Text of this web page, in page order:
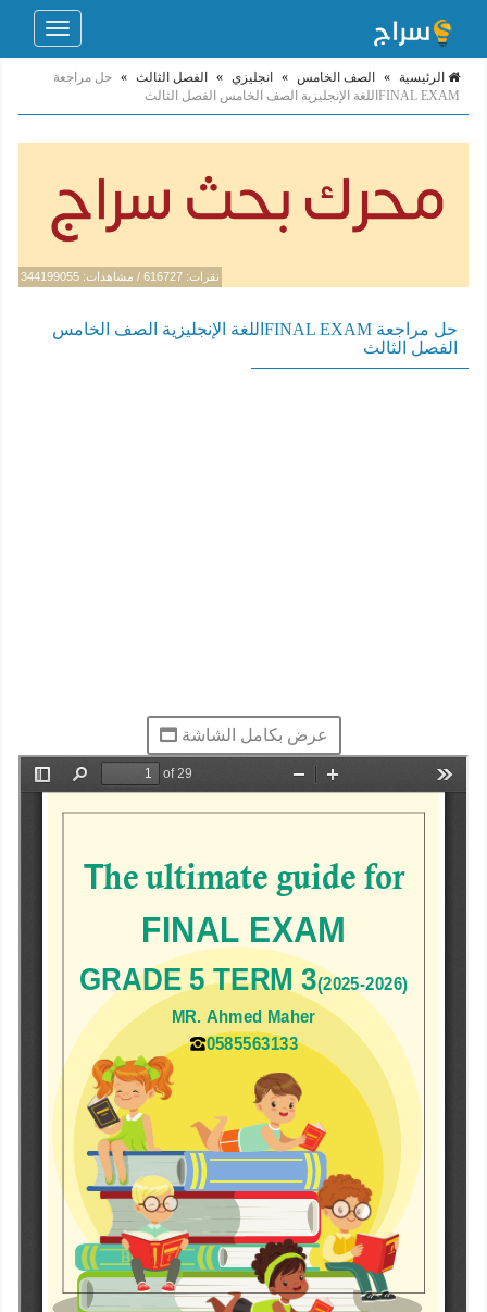
Toggle
الرئيسية » الصف الخامس » انجليزي » الفصل الثالث » حل مراجعة
FINAL EXAMاللغة الإنجليزية الصف الخامس الفصل الثالث
نقرات: 616727 / مشاهدات: 344199055
حل مراجعة FINAL EXAMاللغة الإنجليزية الصف الخامس
الفصل الثالث
عرض بكامل الشاشة